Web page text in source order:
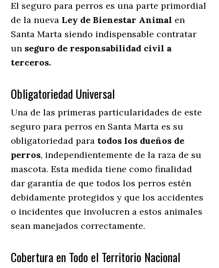
El seguro para perros es una parte primordial
de la nueva Ley de Bienestar Animal en
Santa Marta siendo indispensable contratar
un seguro de responsabilidad civil a
terceros.
Obligatoriedad Universal
Una de las primeras particularidades de este
seguro para perros en Santa Marta es su
obligatoriedad para todos los dueños de
perros, independientemente de la raza de su
mascota. Esta medida tiene como finalidad
dar garantía de que todos los perros estén
debidamente protegidos y que los accidentes
o incidentes que involucren a estos animales
sean manejados correctamente.
Cobertura en Todo el Territorio Nacional